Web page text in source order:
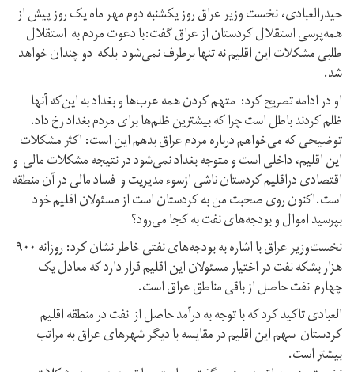
حیدرالعبادی، نخست وزیر عراق روز یکشنبه دوم مهر ماه یک روز پیش از
همه‌پرسی استقلال کردستان از عراق گفت:با دعوت مردم به استقلال
طلبی مشکلات این اقلیم نه‌ تنها برطرف نمی‌شود بلکه دو چندان خواهد
شد.
او در ادامه تصریح کرد: متهم کردن همه عرب‌ها و بغداد به این‌که آنها
ظلم کردند باطل است چرا که بیشترین ظلم‌ها برای مردم بغداد رخ داد.
توضیحی که می‌خواهم درباره مردم عراق بدهم این است: اکثر مشکلات
این اقلیم، داخلی است و متوجه بغداد نمی‌شود در نتیجه مشکلات مالی و
اقتصادی دراقلیم کردستان ناشی ازسوء مدیریت و فساد مالی در آن منطقه
است.اکنون روی صحبت من به کردستان است از مسئولان اقلیم خود
بپرسید اموال و بودجه‌های نفت به کجا می‌رود؟
نخست‌وزیر عراق با اشاره به بودجه‌های نفتی خاطر نشان کرد: روزانه ۹۰۰
هزار بشکه نفت در اختیار مسئولان این اقلیم قرار دارد که معادل یک
چهارم نفت حاصل از باقی مناطق عراق است.
العبادی تاکید کرد که با توجه به درآمد حاصل از نفت در منطقه اقلیم
کردستان سهم این اقلیم در مقایسه با دیگر شهرهای عراق به مراتب
بیشتر است.